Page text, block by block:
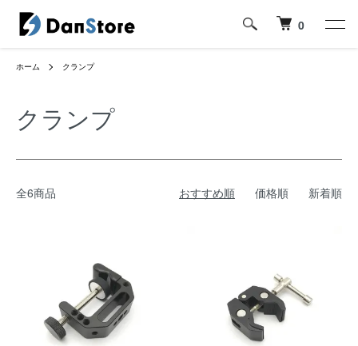
0
ホーム クランプ
クランプ
全6商品 おすすめ順 価格順 新着順